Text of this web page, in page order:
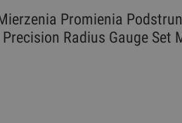
Promienia
Radius Gauge Set